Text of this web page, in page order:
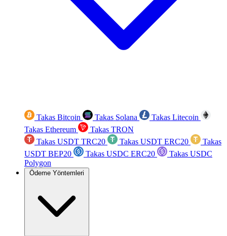
Takas Bitcoin Takas Solana
Takas Litecoin
Takas Ethereum
Takas TRON
Takas USDT TRC20
Takas USDT ERC20
Takas
USDT BEP20
Takas USDC ERC20
Takas USDC
Polygon
Ödeme Yöntemleri